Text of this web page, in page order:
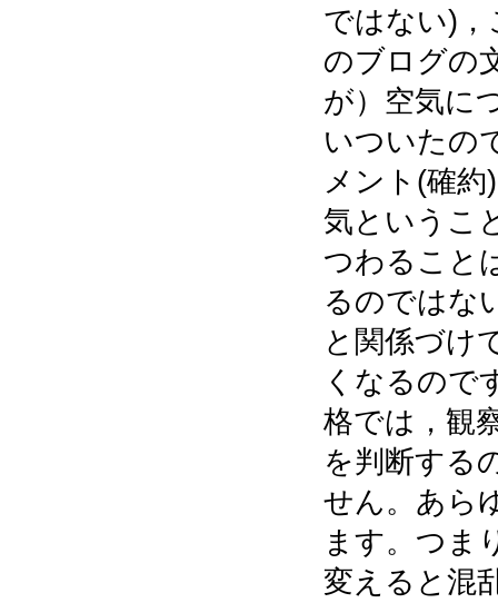
ではない)
のブログの
が）空気に
いついたの
メント(確
気というこ
つわること
るのではな
と関係づけ
くなるので
格では，観
を判断する
せん。あら
ます。つま
変えると混